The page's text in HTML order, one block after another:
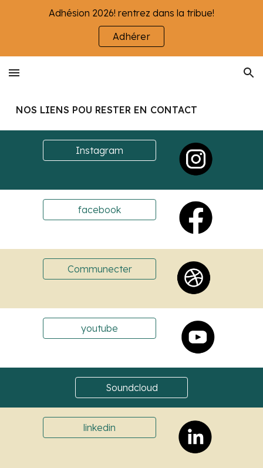
Adhésion 2026! rentrez dans la tribue!
Adhérer
NOS LIENS POU RESTER EN CONTACT
Instagram
facebook
Communecter
youtube
Soundcloud
linkedin